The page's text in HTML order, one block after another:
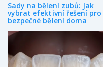
Sady na bělení zubů: Jak
vybrat efektivní řešení pro
bezpečné bělení doma